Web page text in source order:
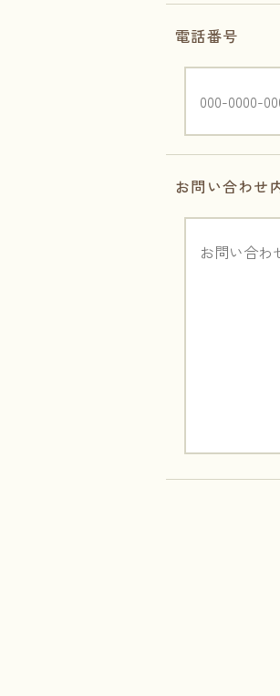
電話番号
お問い合わせ